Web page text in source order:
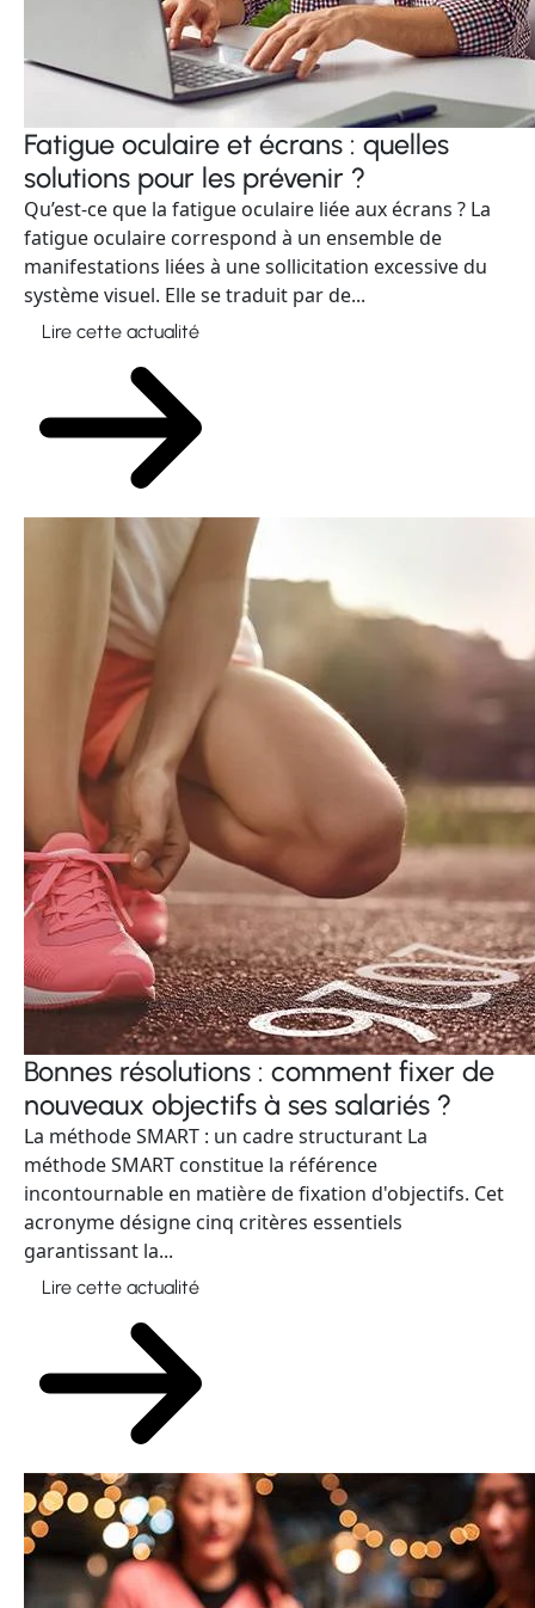
Fatigue oculaire et écrans : quelles
solutions pour les prévenir ?
Qu’est-ce que la fatigue oculaire liée aux écrans ? La
fatigue oculaire correspond à un ensemble de
manifestations liées à une sollicitation excessive du
système visuel. Elle se traduit par de...
Lire cette actualité
Bonnes résolutions : comment fixer de
nouveaux objectifs à ses salariés ?
La méthode SMART : un cadre structurant La
méthode SMART constitue la référence
incontournable en matière de fixation d'objectifs. Cet
acronyme désigne cinq critères essentiels
garantissant la...
Lire cette actualité